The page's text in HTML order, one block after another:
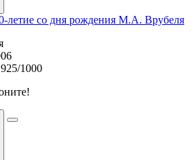
летие со дня рождения М.А. Врубеля
1000